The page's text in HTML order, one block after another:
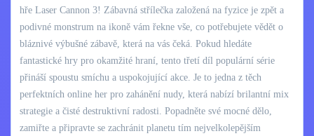
hře Laser Cannon 3! Zábavná střílečka založená na fyzice je zpět a
podivné monstrum na ikoně vám řekne vše, co potřebujete vědět o
bláznivé výbušné zábavě, která na vás čeká. Pokud hledáte
fantastické hry pro okamžité hraní, tento třetí díl populární série
přináší spoustu smíchu a uspokojující akce. Je to jedna z těch
perfektních online her pro zahánění nudy, která nabízí brilantní mix
strategie a čisté destruktivní radosti. Popadněte své mocné dělo,
zamiřte a připravte se zachránit planetu tím nejvelkolepějším